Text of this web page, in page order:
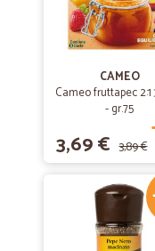
CAMEO
Cameo fruttapec 2:1
- gr.75
3,69 € 3,89 €